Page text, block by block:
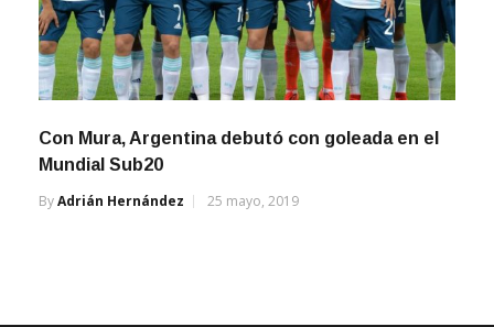
Con Mura, Argentina debutó con goleada en el
Mundial Sub20
ByAdrián Hernández 25 mayo, 2019